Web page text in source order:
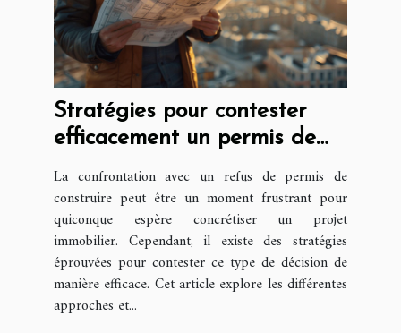
Stratégies pour contester
efficacement un permis de
construire refusé
La confrontation avec un refus de permis de
construire peut être un moment frustrant pour
quiconque espère concrétiser un projet
immobilier. Cependant, il existe des stratégies
éprouvées pour contester ce type de décision de
manière efficace. Cet article explore les différentes
approches et...